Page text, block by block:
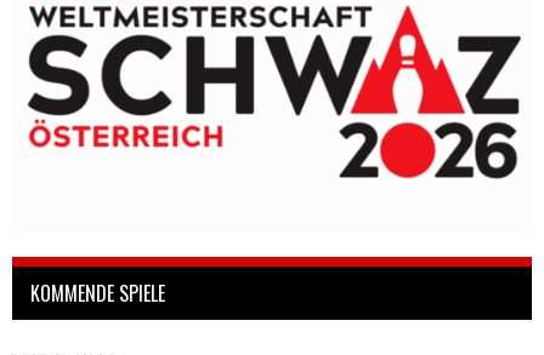
KOMMENDE SPIELE